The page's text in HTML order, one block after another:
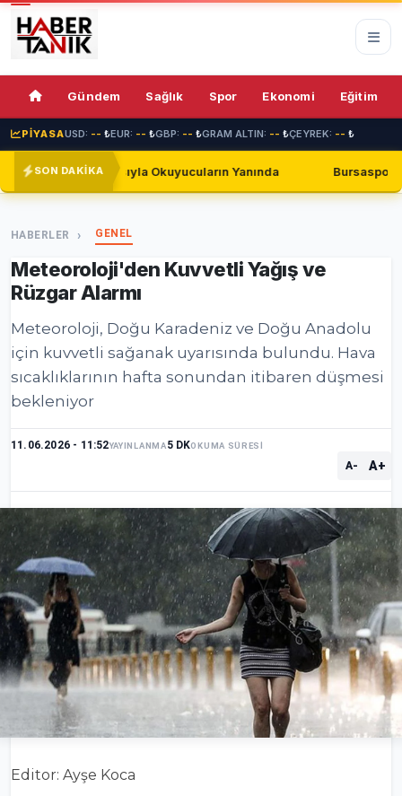
Gündem Sağlık Spor Ekonomi Eğitim
PİYASAUSD: -- ₺EUR: -- ₺GBP: -- ₺GRAM ALTIN: -- ₺ÇEYREK: -- ₺
SON DAKİKA
Okuyucuların Yanında Bursaspor, Shakhtar Donetsk
73%
HABERLER GENEL
Meteoroloji'den Kuvvetli Yağış ve
Rüzgar Alarmı
Meteoroloji, Doğu Karadeniz ve Doğu Anadolu
için kuvvetli sağanak uyarısında bulundu. Hava
sıcaklıklarının hafta sonundan itibaren düşmesi
bekleniyor
11.06.2026 - 11:52YAYINLANMA5 DKOKUMA SÜRESİ
A- A+
Editor: Ayşe Koca